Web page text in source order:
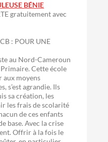
BÉNIE
gratuitement avec
: POUR UNE
au Nord-Cameroun
Cette école
aux moyens
s’est agrandie. Ils
sa création, les
les frais de scolarité
de ces enfants
base. Avec la crise
Offrir à la fois le